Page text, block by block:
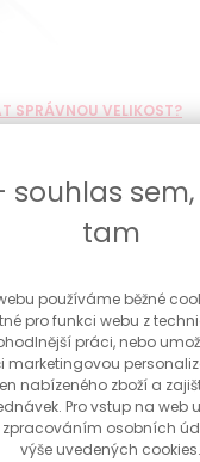
SPRÁVNOU VELIKOST?
růžovými zirkony
souhlas
tam
používáme běžné
pro funkci webu z
práci, nebo
marketingovou
nabízeného zboží a
Pro vstup na web
zpracováním osobních
výše uvedených cookies.